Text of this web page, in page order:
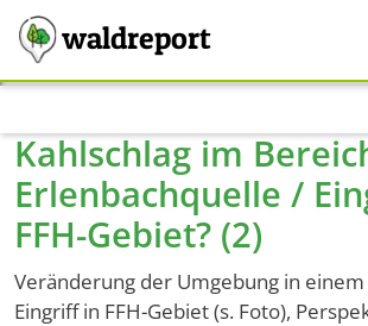
waldreport
Kahlschlag im
Erlenbachquelle /
FFH-Gebiet? (2)
Veränderung der Umgebung in
Eingriff in FFH-Gebiet (s. Foto),